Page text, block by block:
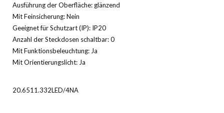
Ausführung der Oberfläche: glänzend
Mit Feinsicherung: Nein
Geeignet für Schutzart (IP): IP20
Anzahl der Steckdosen schaltbar: 0
Mit Funktionsbeleuchtung: Ja
Mit Orientierungslicht: Ja
20.6511.332LED/4NA